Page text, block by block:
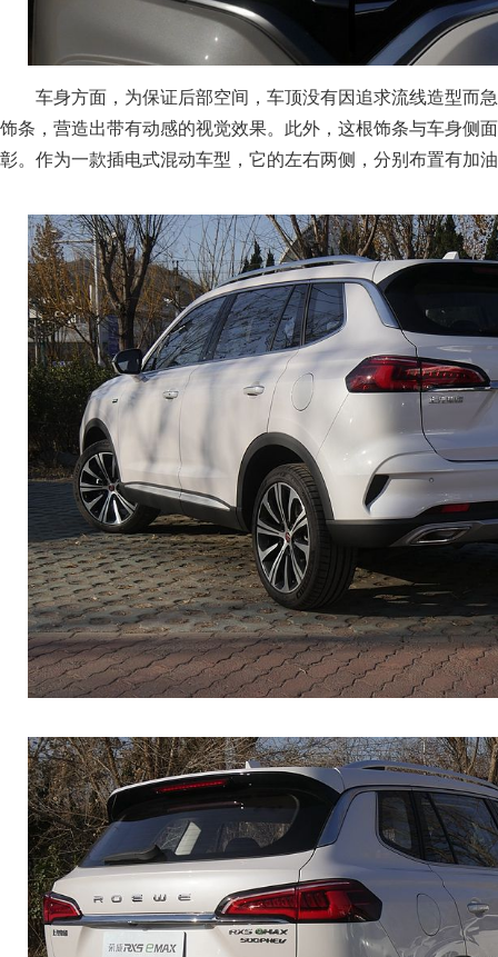
车身方面，为保证后部空间，车顶没有因追求流线造型而急
饰条，营造出带有动感的视觉效果。此外，这根饰条与车身侧
彰。作为一款插电式混动车型，它的左右两侧，分别布置有加